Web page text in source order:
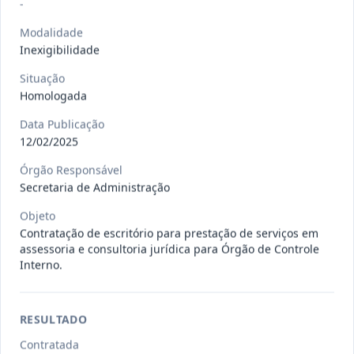
027/2026
Pregão
SEGURO, PARA
Situação:
025/2026
Pregão
Eletrônico
REGISTRO DE PREÇO PARA A
CONTRATAÇÃO DE EMPRESA PARA
LOCAÇÃO
-
Modalidade
Inexigibilidade
Situação
Homologada
Data Publicação
12/02/2025
Órgão Responsável
Secretaria de Administração
Objeto
Contratação de escritório para prestação de serviços em
assessoria e consultoria jurídica para Órgão de Controle
Interno.
RESULTADO
Contratada